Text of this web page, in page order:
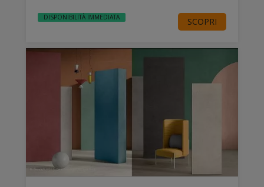
DISPONIBILITÀ IMMEDIATA SCOPRI